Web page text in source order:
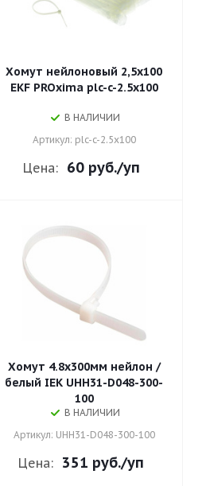
Хомут нейлоновый 2,5х100
EKF PROxima plc-c-2.5x100
В НАЛИЧИИ
Артикул: plc-c-2.5x100
Цена: 60 руб./уп
Хомут 4.8х300мм нейлон /
белый IEK UHH31-D048-300-
100
В НАЛИЧИИ
Артикул: UHH31-D048-300-100
Цена: 351 руб./уп